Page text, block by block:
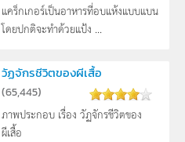
แคร็กเกอร์เป็นอาหารที่อบแห้งแบบแบน
โดยปกติจะทำด้วยแป้ง ...
วัฏจักรชีวิตของผีเสื้อ
(65,445)
ภาพประกอบ เรื่อง วัฏจักรชีวิตของ
ผีเสื้อ